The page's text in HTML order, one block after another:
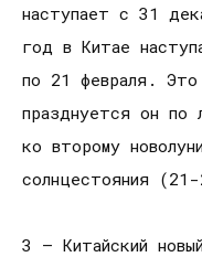
наступает с 31
год в Китае
по 21 февраля.
празднуется он по
ко второму
солнцестояния
3 — Китайский